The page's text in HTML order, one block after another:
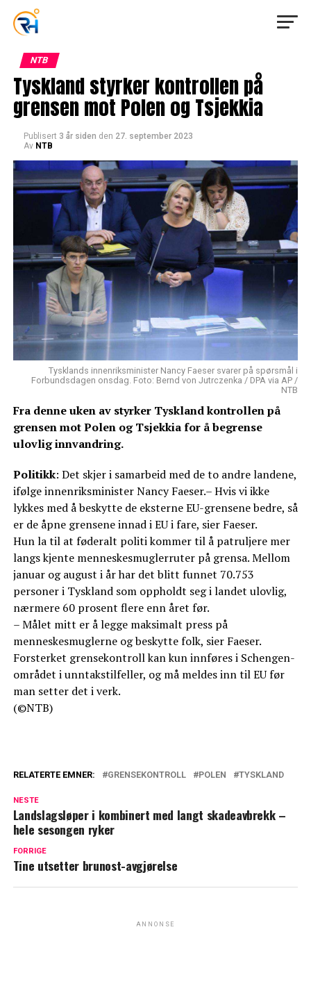
NTB
Tyskland styrker kontrollen på
grensen mot Polen og Tsjekkia
Publisert 3 år siden den 27. september 2023
Av NTB
Tysklands innenriksminister Nancy Faeser svarer på spørsmål i
Forbundsdagen onsdag. Foto: Bernd von Jutrczenka / DPA via AP /
NTB
Fra denne uken av styrker Tyskland kontrollen på
grensen mot Polen og Tsjekkia for å begrense
ulovlig innvandring.
Politikk: Det skjer i samarbeid med de to andre landene,
ifølge innenriksminister Nancy Faeser.– Hvis vi ikke
lykkes med å beskytte de eksterne EU-grensene bedre, så
er de åpne grensene innad i EU i fare, sier Faeser.
Hun la til at føderalt politi kommer til å patruljere mer
langs kjente menneskesmuglerruter på grensa. Mellom
januar og august i år har det blitt funnet 70.753
personer i Tyskland som oppholdt seg i landet ulovlig,
nærmere 60 prosent flere enn året før.
– Målet mitt er å legge maksimalt press på
menneskesmuglerne og beskytte folk, sier Faeser.
Forsterket grensekontroll kan kun innføres i Schengen-
området i unntakstilfeller, og må meldes inn til EU før
man setter det i verk.
(©NTB)
RELATERTE EMNER: GRENSEKONTROLL POLEN TYSKLAND
NESTE
Landslagsløper i kombinert med langt skadeavbrekk –
hele sesongen ryker
FORRIGE
Tine utsetter brunost-avgjørelse
ANNONSE